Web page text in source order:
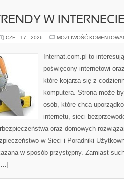
W
CZE - 17 - 2026 MOŻLIWOŚĆ
Internat.com.pl to
poświęcony internetowi
które kojarzą się z
komputera. Strona może
osób, które chcą
internetu, sieci
oraz domowych
w Sieci i Poradniki
w sposób przystępny. Zamiast